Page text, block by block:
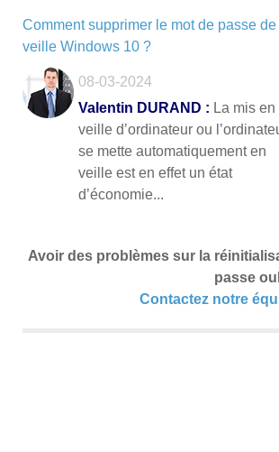
Comment supprimer le mot de passe
veille Windows 10 ?
08-03-2024
Valentin DURAND : La mis en
veille d’ordinateur ou
se mette automatiquement en
veille est en effet un état
d’économie...
Avoir des problèmes sur la
passe
Contactez notre